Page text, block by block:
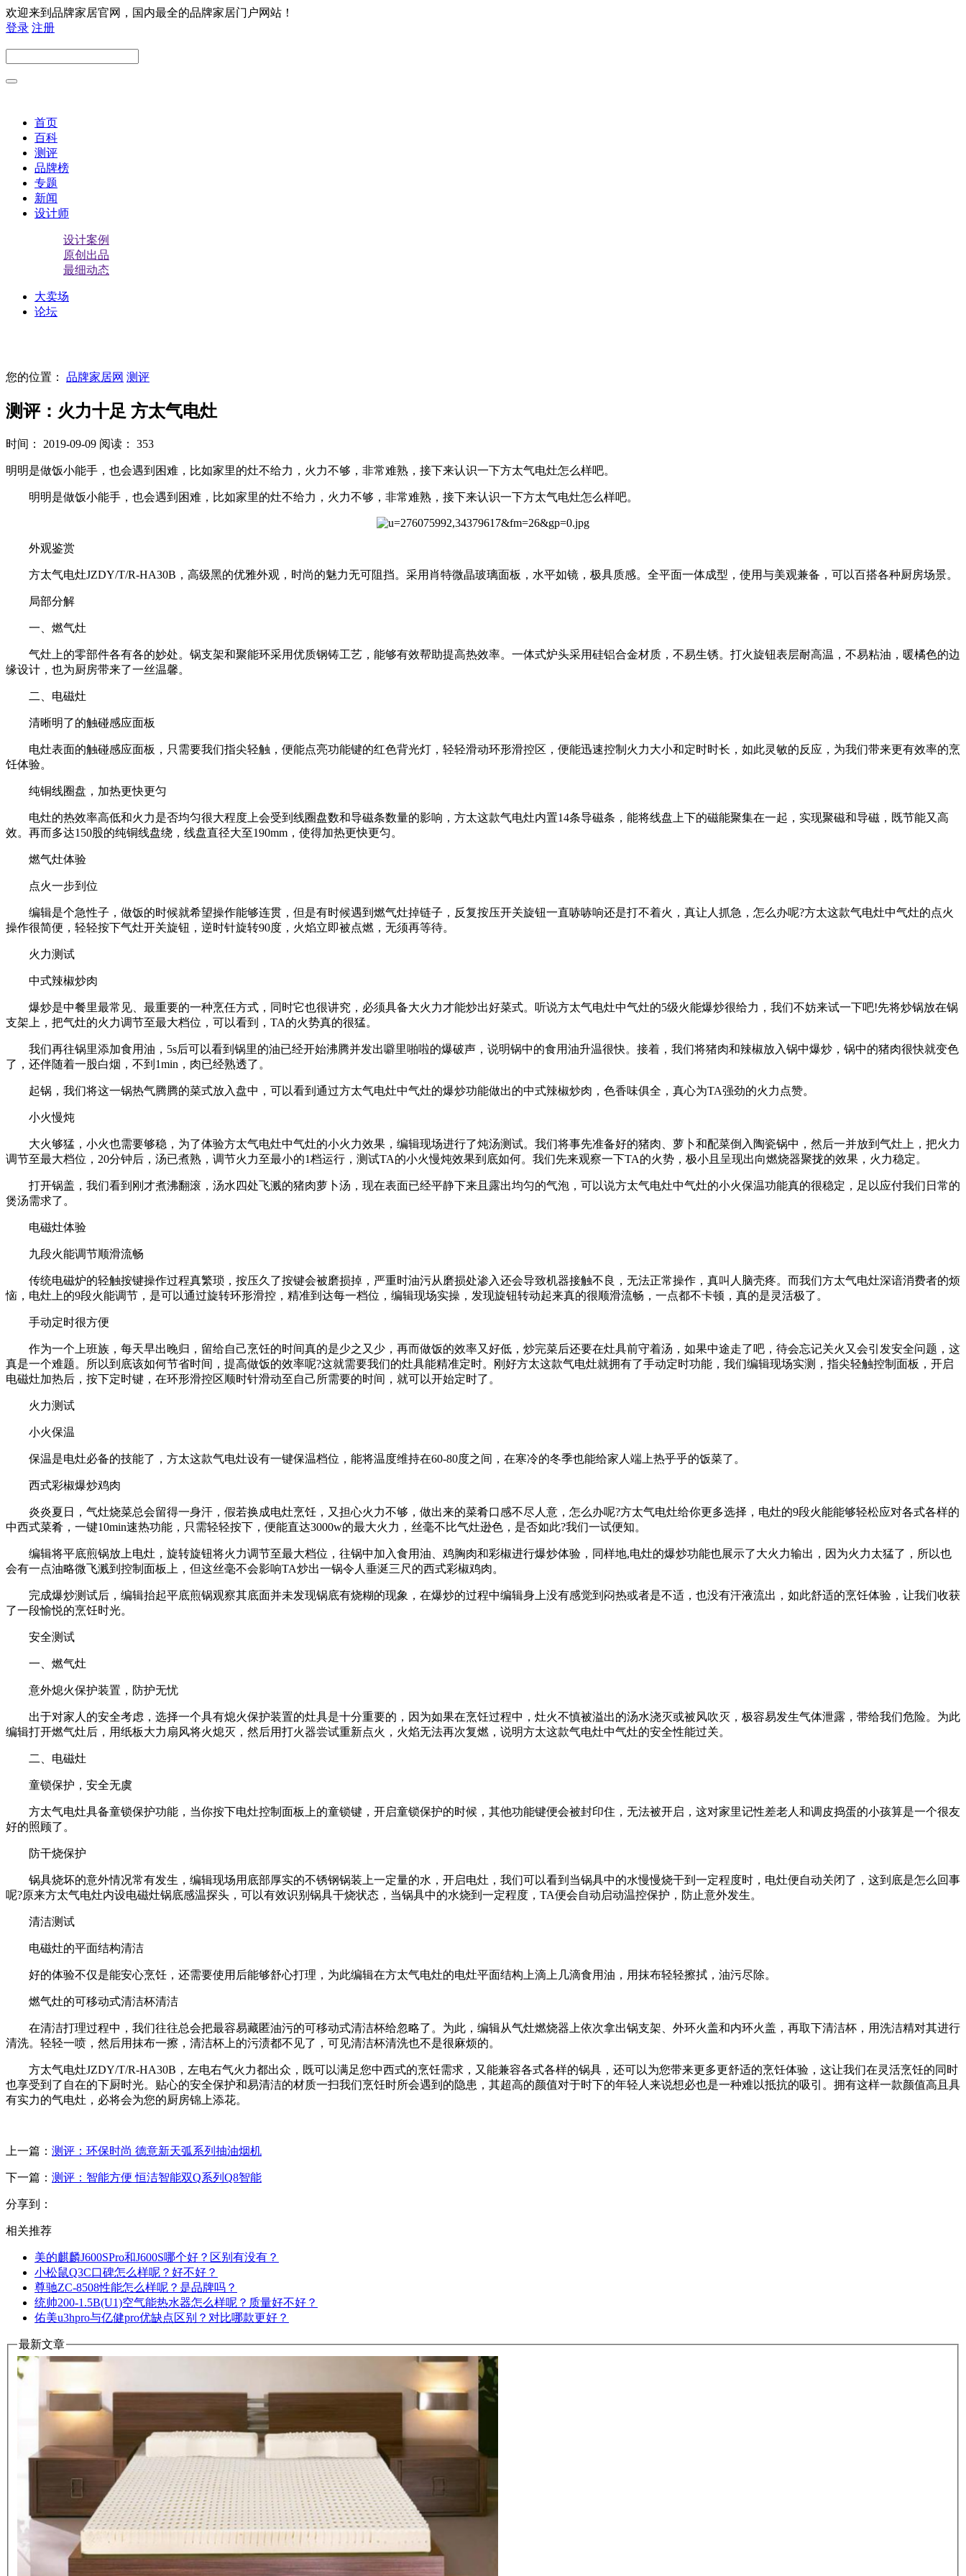
欢迎来到品牌家居官网，国内最全的品牌家居门户网站！
登录 注册
首页
百科
测评
品牌榜
专题
新闻
设计师
设计案例
原创出品
最细动态
大卖场
论坛
您的位置： 品牌家居网 测评
测评：火力十足 方太气电灶
时间： 2019-09-09 阅读： 353
明明是做饭小能手，也会遇到困难，比如家里的灶不给力，火力不够，非常难熟，接下来认识一下方太气电灶怎么样吧。
明明是做饭小能手，也会遇到困难，比如家里的灶不给力，火力不够，非常难熟，接下来认识一下方太气电灶怎么样吧。
外观鉴赏
方太气电灶JZDY/T/R-HA30B，高级黑的优雅外观，时尚的魅力无可阻挡。采用肖特微晶玻璃面板，水平如镜，极具质感。全平面一体成型，使用与美观兼备，可以百搭各种厨房场景。
局部分解
一、燃气灶
气灶上的零部件各有各的妙处。锅支架和聚能环采用优质钢铸工艺，能够有效帮助提高热效率。一体式炉头采用硅铝合金材质，不易生锈。打火旋钮表层耐高温，不易粘油，暖橘色的边
缘设计，也为厨房带来了一丝温馨。
二、电磁灶
清晰明了的触碰感应面板
电灶表面的触碰感应面板，只需要我们指尖轻触，便能点亮功能键的红色背光灯，轻轻滑动环形滑控区，便能迅速控制火力大小和定时时长，如此灵敏的反应，为我们带来更有效率的烹
饪体验。
纯铜线圈盘，加热更快更匀
电灶的热效率高低和火力是否均匀很大程度上会受到线圈盘数和导磁条数量的影响，方太这款气电灶内置14条导磁条，能将线盘上下的磁能聚集在一起，实现聚磁和导磁，既节能又高
效。再而多达150股的纯铜线盘绕，线盘直径大至190mm，使得加热更快更匀。
燃气灶体验
点火一步到位
编辑是个急性子，做饭的时候就希望操作能够连贯，但是有时候遇到燃气灶掉链子，反复按压开关旋钮一直哧哧响还是打不着火，真让人抓急，怎么办呢?方太这款气电灶中气灶的点火
操作很简便，轻轻按下气灶开关旋钮，逆时针旋转90度，火焰立即被点燃，无须再等待。
火力测试
中式辣椒炒肉
爆炒是中餐里最常见、最重要的一种烹任方式，同时它也很讲究，必须具备大火力才能炒出好菜式。听说方太气电灶中气灶的5级火能爆炒很给力，我们不妨来试一下吧!先将炒锅放在锅
支架上，把气灶的火力调节至最大档位，可以看到，TA的火势真的很猛。
我们再往锅里添加食用油，5s后可以看到锅里的油已经开始沸腾并发出噼里啪啦的爆破声，说明锅中的食用油升温很快。接着，我们将猪肉和辣椒放入锅中爆炒，锅中的猪肉很快就变色
了，还伴随着一股白烟，不到1min，肉已经熟透了。
起锅，我们将这一锅热气腾腾的菜式放入盘中，可以看到通过方太气电灶中气灶的爆炒功能做出的中式辣椒炒肉，色香味俱全，真心为TA强劲的火力点赞。
小火慢炖
大火够猛，小火也需要够稳，为了体验方太气电灶中气灶的小火力效果，编辑现场进行了炖汤测试。我们将事先准备好的猪肉、萝卜和配菜倒入陶瓷锅中，然后一并放到气灶上，把火力
调节至最大档位，20分钟后，汤已煮熟，调节火力至最小的1档运行，测试TA的小火慢炖效果到底如何。我们先来观察一下TA的火势，极小且呈现出向燃烧器聚拢的效果，火力稳定。
打开锅盖，我们看到刚才煮沸翻滚，汤水四处飞溅的猪肉萝卜汤，现在表面已经平静下来且露出均匀的气泡，可以说方太气电灶中气灶的小火保温功能真的很稳定，足以应付我们日常的
煲汤需求了。
电磁灶体验
九段火能调节顺滑流畅
传统电磁炉的轻触按键操作过程真繁琐，按压久了按键会被磨损掉，严重时油污从磨损处渗入还会导致机器接触不良，无法正常操作，真叫人脑壳疼。而我们方太气电灶深谙消费者的烦
恼，电灶上的9段火能调节，是可以通过旋转环形滑控，精准到达每一档位，编辑现场实操，发现旋钮转动起来真的很顺滑流畅，一点都不卡顿，真的是灵活极了。
手动定时很方便
作为一个上班族，每天早出晚归，留给自己烹饪的时间真的是少之又少，再而做饭的效率又好低，炒完菜后还要在灶具前守着汤，如果中途走了吧，待会忘记关火又会引发安全问题，这
真是一个难题。所以到底该如何节省时间，提高做饭的效率呢?这就需要我们的灶具能精准定时。刚好方太这款气电灶就拥有了手动定时功能，我们编辑现场实测，指尖轻触控制面板，开启
电磁灶加热后，按下定时键，在环形滑控区顺时针滑动至自己所需要的时间，就可以开始定时了。
火力测试
小火保温
保温是电灶必备的技能了，方太这款气电灶设有一键保温档位，能将温度维持在60-80度之间，在寒冷的冬季也能给家人端上热乎乎的饭菜了。
西式彩椒爆炒鸡肉
炎炎夏日，气灶烧菜总会留得一身汗，假若换成电灶烹饪，又担心火力不够，做出来的菜肴口感不尽人意，怎么办呢?方太气电灶给你更多选择，电灶的9段火能能够轻松应对各式各样的
中西式菜肴，一键10min速热功能，只需轻轻按下，便能直达3000w的最大火力，丝毫不比气灶逊色，是否如此?我们一试便知。
编辑将平底煎锅放上电灶，旋转旋钮将火力调节至最大档位，往锅中加入食用油、鸡胸肉和彩椒进行爆炒体验，同样地,电灶的爆炒功能也展示了大火力输出，因为火力太猛了，所以也
会有一点油略微飞溅到控制面板上，但这丝毫不会影响TA炒出一锅令人垂涎三尺的西式彩椒鸡肉。
完成爆炒测试后，编辑抬起平底煎锅观察其底面并未发现锅底有烧糊的现象，在爆炒的过程中编辑身上没有感觉到闷热或者是不适，也没有汗液流出，如此舒适的烹饪体验，让我们收获
了一段愉悦的烹饪时光。
安全测试
一、燃气灶
意外熄火保护装置，防护无忧
出于对家人的安全考虑，选择一个具有熄火保护装置的灶具是十分重要的，因为如果在烹饪过程中，灶火不慎被溢出的汤水浇灭或被风吹灭，极容易发生气体泄露，带给我们危险。为此
编辑打开燃气灶后，用纸板大力扇风将火熄灭，然后用打火器尝试重新点火，火焰无法再次复燃，说明方太这款气电灶中气灶的安全性能过关。
二、电磁灶
童锁保护，安全无虞
方太气电灶具备童锁保护功能，当你按下电灶控制面板上的童锁键，开启童锁保护的时候，其他功能键便会被封印住，无法被开启，这对家里记性差老人和调皮捣蛋的小孩算是一个很友
好的照顾了。
防干烧保护
锅具烧坏的意外情况常有发生，编辑现场用底部厚实的不锈钢锅装上一定量的水，开启电灶，我们可以看到当锅具中的水慢慢烧干到一定程度时，电灶便自动关闭了，这到底是怎么回事
呢?原来方太气电灶内设电磁灶锅底感温探头，可以有效识别锅具干烧状态，当锅具中的水烧到一定程度，TA便会自动启动温控保护，防止意外发生。
清洁测试
电磁灶的平面结构清洁
好的体验不仅是能安心烹饪，还需要使用后能够舒心打理，为此编辑在方太气电灶的电灶平面结构上滴上几滴食用油，用抹布轻轻擦拭，油污尽除。
燃气灶的可移动式清洁杯清洁
在清洁打理过程中，我们往往总会把最容易藏匿油污的可移动式清洁杯给忽略了。为此，编辑从气灶燃烧器上依次拿出锅支架、外环火盖和内环火盖，再取下清洁杯，用洗洁精对其进行
清洗。轻轻一喷，然后用抹布一擦，清洁杯上的污渍都不见了，可见清洁杯清洗也不是很麻烦的。
方太气电灶JZDY/T/R-HA30B，左电右气火力都出众，既可以满足您中西式的烹饪需求，又能兼容各式各样的锅具，还可以为您带来更多更舒适的烹饪体验，这让我们在灵活烹饪的同时
也享受到了自在的下厨时光。贴心的安全保护和易清洁的材质一扫我们烹饪时所会遇到的隐患，其超高的颜值对于时下的年轻人来说想必也是一种难以抵抗的吸引。拥有这样一款颜值高且具
有实力的气电灶，必将会为您的厨房锦上添花。
上一篇： 测评：环保时尚 德意新天弧系列抽油烟机
下一篇： 测评：智能方便 恒洁智能双Q系列Q8智能
分享到：
相关推荐
美的麒麟J600SPro和J600S哪个好？区别有没有？
小松鼠Q3C口碑怎么样呢？好不好？
尊驰ZC-8508性能怎么样呢？是品牌吗？
统帅200-1.5B(U1)空气能热水器怎么样呢？质量好不好？
佑美u3hpro与亿健pro优缺点区别？对比哪款更好？
最新文章